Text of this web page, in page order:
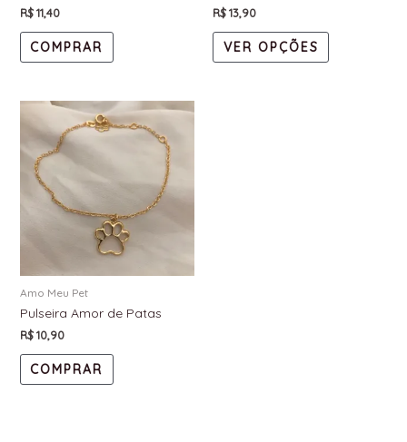
R$11,40
COMPRAR
R$13,90
VER OPÇÕES
Amo Meu Pet
Pulseira Amor de Patas
R$10,90
COMPRAR